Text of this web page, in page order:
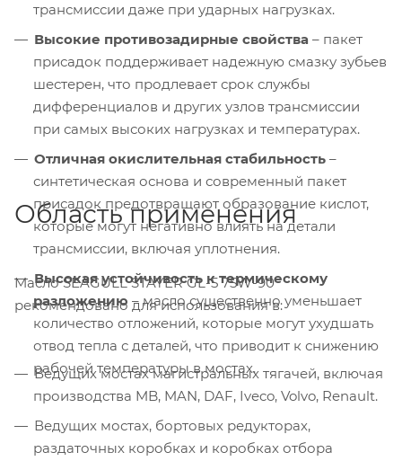
трансмиссии даже при ударных нагрузках.
Высокие противозадирные свойства – пакет
присадок поддерживает надежную смазку зубьев
шестерен, что продлевает срок службы
дифференциалов и других узлов трансмиссии
при самых высоких нагрузках и температурах.
Отличная окислительная стабильность –
синтетическая основа и современный пакет
присадок предотвращают образование кислот,
которые могут негативно влиять на детали
трансмиссии, включая уплотнения.
Высокая устойчивость к термическому
разложению – масло существенно уменьшает
количество отложений, которые могут ухудшать
отвод тепла с деталей, что приводит к снижению
рабочей температуры в мостах.
Область применения
Масло SEAGULL STAYER GL-5 75W-90
рекомендовано для использования в:
Ведущих мостах магистральных тягачей, включая
производства MB, MAN, DAF, Iveco, Volvo, Renault.
Ведущих мостах, бортовых редукторах,
раздаточных коробках и коробках отбора